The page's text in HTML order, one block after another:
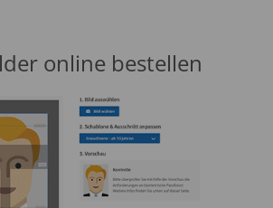
online bestellen